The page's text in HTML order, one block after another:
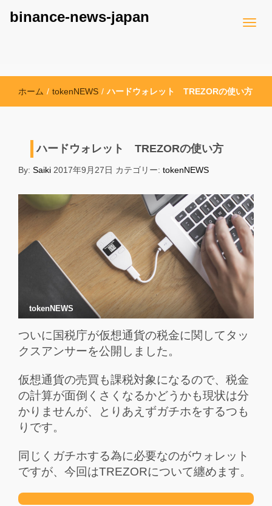
binance-news-japan
ホーム / tokenNEWS / ハードウォレット TREZORの使い方
ハードウォレット TREZORの使い方
By: Saiki 2017年9月27日 カテゴリー: tokenNEWS
tokenNEWS
ついに国税庁が仮想通貨の税金に関してタッ
クスアンサーを公開しました。
仮想通貨の売買も課税対象になるので、税金
の計算が面倒くさくなるかどうかも現状は分
かりませんが、とりあえずガチホをするつも
りです。
同じくガチホする為に必要なのがウォレット
ですが、今回はTREZORについて纏めます。